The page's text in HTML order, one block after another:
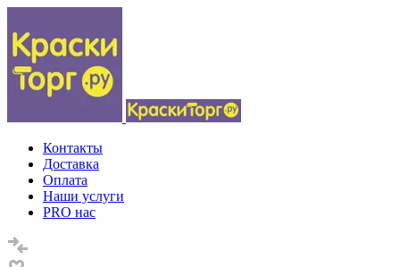
Контакты
Доставка
Оплата
Наши услуги
PRO нас